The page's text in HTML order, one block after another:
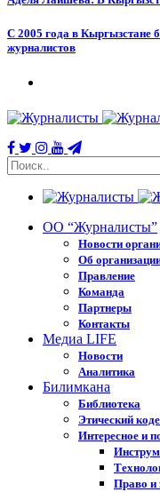
С 2005 года в Кыргызстане
журналистов
ОО “Журналисты”
Новости
Об
Правление
Команда
Партнеры
Контакты
Медиа LIFE
Новости
Аналитика
Билимкана
Библиотека
Этический
Интересное и
Право и